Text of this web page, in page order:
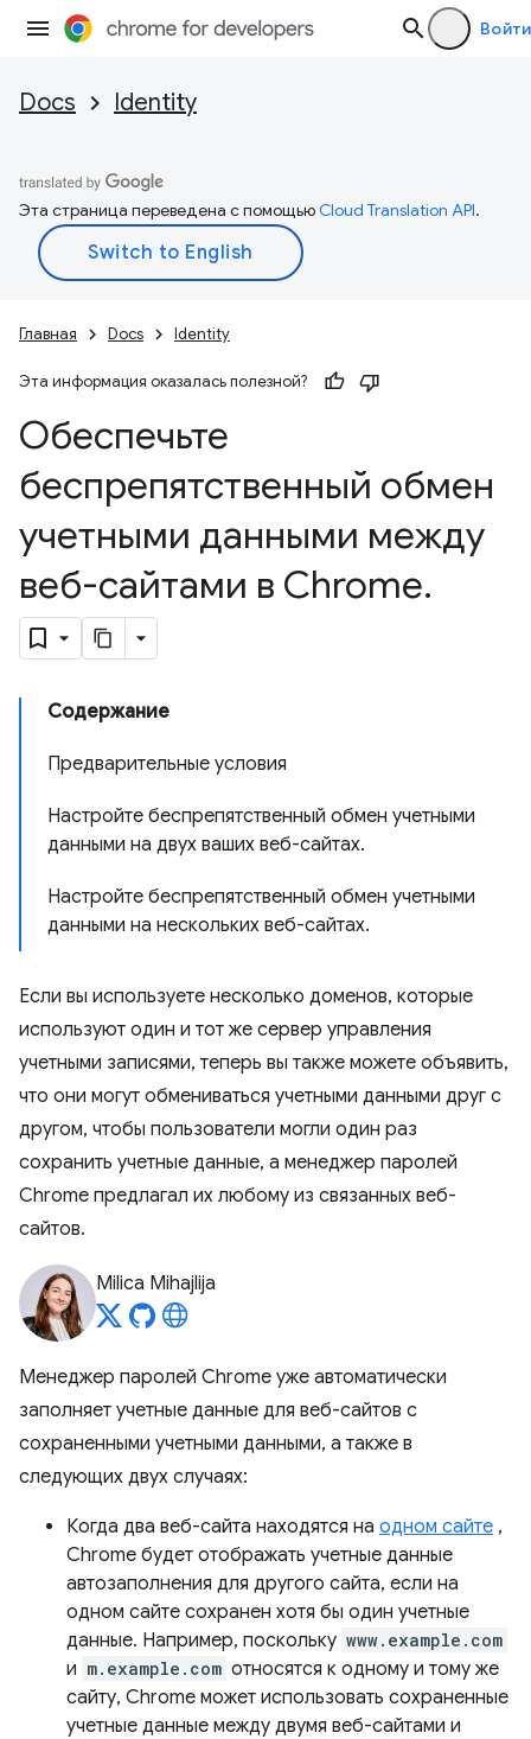
Войти
Docs Identity
Эта страница переведена с помощьюCloud Translation API.
Главная Docs Identity
Эта информация оказалась полезной?
Обеспечьте
беспрепятственный обмен
учетными данными между
веб-сайтами в Chrome.
Содержание
Предварительные условия
Настройте беспрепятственный обмен учетными
данными на двух ваших веб-сайтах.
Настройте беспрепятственный обмен учетными
данными на нескольких веб-сайтах.
Если вы используете несколько доменов, которые
используют один и тот же сервер управления
учетными записями, теперь вы также можете объявить,
что они могут обмениваться учетными данными друг с
другом, чтобы пользователи могли один раз
сохранить учетные данные, а менеджер паролей
Chrome предлагал их любому из связанных веб-
сайтов.
Milica Mihajlija
Менеджер паролей Chrome уже автоматически
заполняет учетные данные для веб-сайтов с
сохраненными учетными данными, а также в
следующих двух случаях:
Когда два веб-сайта находятся на одном сайте ,
Chrome будет отображать учетные данные
автозаполнения для другого сайта, если на
одном сайте сохранен хотя бы один учетные
данные. Например, поскольку www.example.com
и m.example.com относятся к одному и тому же
сайту, Chrome может использовать сохраненные
учетные данные между двумя веб-сайтами и